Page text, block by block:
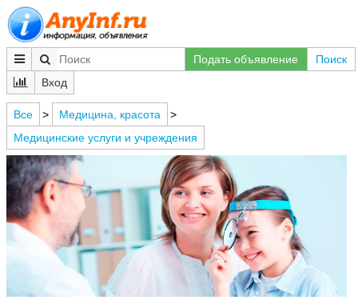
Подать объявление
Поиск
Вход
Все > Медицина, красота
>
Медицинские услуги и учреждения